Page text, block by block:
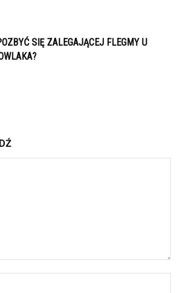
SIĘ ZALEGAJĄCEJ FLEGMY U